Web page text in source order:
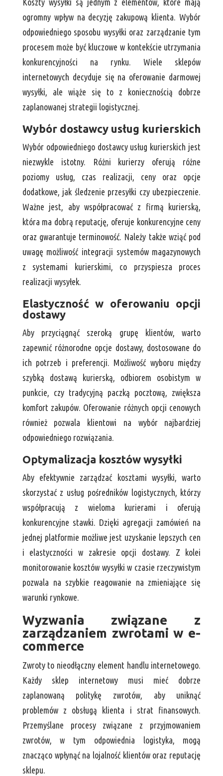
Koszty wysyłki są jednym z elementów, które mają
ogromny wpływ na decyzję zakupową klienta. Wybór
odpowiedniego sposobu wysyłki oraz zarządzanie tym
procesem może być kluczowe w kontekście utrzymania
konkurencyjności na rynku. Wiele sklepów
internetowych decyduje się na oferowanie darmowej
wysyłki, ale wiąże się to z koniecznością dobrze
zaplanowanej strategii logistycznej.
Wybór dostawcy usług kurierskich
Wybór odpowiedniego dostawcy usług kurierskich jest
niezwykle istotny. Różni kurierzy oferują różne
poziomy usług, czas realizacji, ceny oraz opcje
dodatkowe, jak śledzenie przesyłki czy ubezpieczenie.
Ważne jest, aby współpracować z firmą kurierską,
która ma dobrą reputację, oferuje konkurencyjne ceny
oraz gwarantuje terminowość. Należy także wziąć pod
uwagę możliwość integracji systemów magazynowych
z systemami kurierskimi, co przyspiesza proces
realizacji wysyłek.
Elastyczność w oferowaniu opcji
dostawy
Aby przyciągnąć szeroką grupę klientów, warto
zapewnić różnorodne opcje dostawy, dostosowane do
ich potrzeb i preferencji. Możliwość wyboru między
szybką dostawą kurierską, odbiorem osobistym w
punkcie, czy tradycyjną paczką pocztową, zwiększa
komfort zakupów. Oferowanie różnych opcji cenowych
również pozwala klientowi na wybór najbardziej
odpowiedniego rozwiązania.
Optymalizacja kosztów wysyłki
Aby efektywnie zarządzać kosztami wysyłki, warto
skorzystać z usług pośredników logistycznych, którzy
współpracują z wieloma kurierami i oferują
konkurencyjne stawki. Dzięki agregacji zamówień na
jednej platformie możliwe jest uzyskanie lepszych cen
i elastyczności w zakresie opcji dostawy. Z kolei
monitorowanie kosztów wysyłki w czasie rzeczywistym
pozwala na szybkie reagowanie na zmieniające się
warunki rynkowe.
Wyzwania związane z
zarządzaniem zwrotami w e-
commerce
Zwroty to nieodłączny element handlu internetowego.
Każdy sklep internetowy musi mieć dobrze
zaplanowaną politykę zwrotów, aby uniknąć
problemów z obsługą klienta i strat finansowych.
Przemyślane procesy związane z przyjmowaniem
zwrotów, w tym odpowiednia logistyka, mogą
znacząco wpłynąć na lojalność klientów oraz reputację
sklepu.